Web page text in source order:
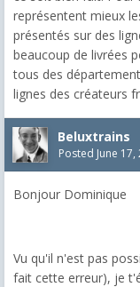
représentent mieux
présentés sur des
beaucoup de livrées
tous des
lignes des créateurs
Beluxtrains
Posted June 17,
Bonjour Dominique
Vu qu'il n'est pas
fait cette erreur), je